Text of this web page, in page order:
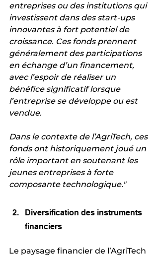
entreprises ou des institutions qui
investissent dans des start-ups
innovantes à fort potentiel de
croissance. Ces fonds prennent
généralement des participations
en échange d’un financement,
avec l’espoir de réaliser un
bénéfice significatif lorsque
l’entreprise se développe ou est
vendue.
Dans le contexte de l’AgriTech, ces
fonds ont historiquement joué un
rôle important en soutenant les
jeunes entreprises à forte
composante technologique."
Diversification des instruments
financiers
Le paysage financier de l’AgriTech